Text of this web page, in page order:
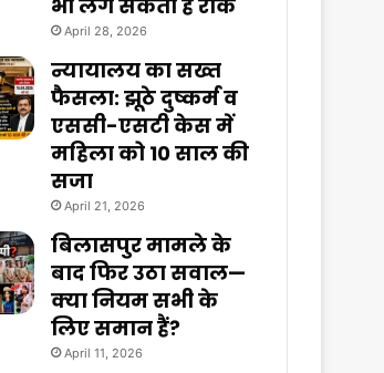
भी लग सकती है रोक
April 28, 2026
न्यायालय का सख्त
फैसला: झूठे दुष्कर्म व
एससी-एसटी केस में
महिला को 10 साल की
सजा
April 21, 2026
बिलासपुर मामले के
बाद फिर उठा सवाल—
क्या नियम सभी के
लिए समान हैं?
April 11, 2026